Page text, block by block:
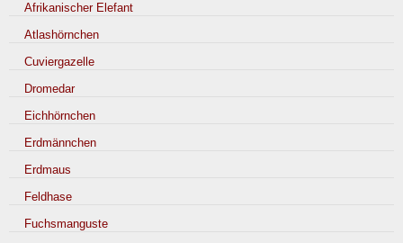
Afrikanischer Elefant
Atlashörnchen
Cuviergazelle
Dromedar
Eichhörnchen
Erdmännchen
Erdmaus
Feldhase
Fuchsmanguste